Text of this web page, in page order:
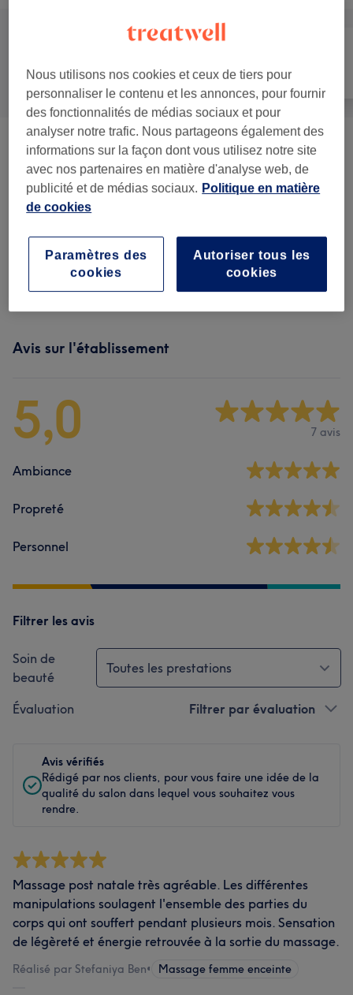
Tout Massage
Massage Класичний (7) à partir de 45 €
Réflexologie Et Massage
Lymphatique
à partir de 85 €
Massage Avec Chaleur
Avis sur l'établissement
5,0 7 avis
Ambiance
Propreté
Personnel
Filtrer les avis
Soin de
beauté
Toutes les prestations
Évaluation Filtrer par évaluation
Avis vérifiés
Rédigé par nos clients, pour vous faire une idée de la
qualité du salon dans lequel vous souhaitez vous
rendre.
Massage post natale très agréable. Les différentes
manipulations soulagent l'ensemble des parties du
corps qui ont souffert pendant plusieurs mois. Sensation
de légèreté et énergie retrouvée à la sortie du massage.
Réalisé par Stefaniya Ben• Massage femme enceinte
Nous utilisons nos cookies et ceux de tiers pour
personnaliser le contenu et les annonces, pour fournir
des fonctionnalités de médias sociaux et pour
analyser notre trafic. Nous partageons également des
informations sur la façon dont vous utilisez notre site
avec nos partenaires en matière d'analyse web, de
publicité et de médias sociaux. Politique en matière
de cookies
Autoriser tous les
cookies
Paramètres des
cookies